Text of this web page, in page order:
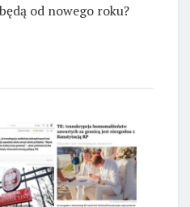
od nowego roku?